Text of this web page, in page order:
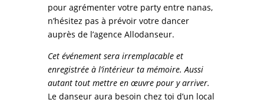
pour agrémenter votre party entre nanas,
n’hésitez pas à prévoir votre dancer
auprès de l’agence Allodanseur.
Cet événement sera irremplacable et
enregistrée à l’intérieur ta mémoire. Aussi
autant tout mettre en œuvre pour y arriver.
Le danseur aura besoin chez toi d’un local